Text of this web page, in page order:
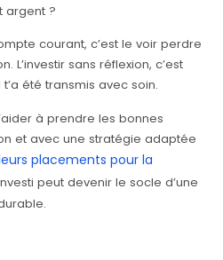
argent ?
courant, c’est le voir perdre
L’investir sans réflexion, c’est
été transmis avec soin.
à prendre les bonnes
et avec une stratégie adaptée
placements pour la
peut devenir le socle d’une